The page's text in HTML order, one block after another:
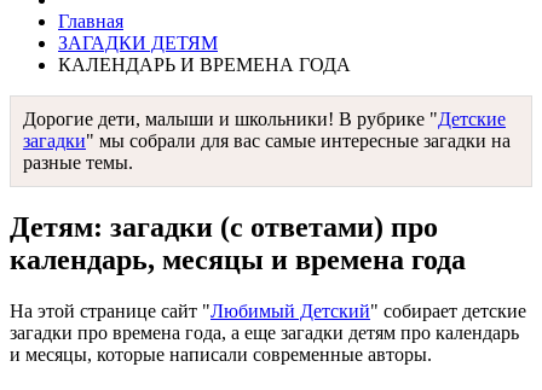
Главная
ЗАГАДКИ ДЕТЯМ
КАЛЕНДАРЬ И ВРЕМЕНА ГОДА
Дорогие дети, малыши и школьники! В рубрике "Детские
загадки" мы собрали для вас самые интересные загадки на
разные темы.
Детям: загадки (с ответами) про
календарь, месяцы и времена года
На этой странице сайт "Любимый Детский" собирает детские
загадки про времена года, а еще загадки детям про календарь
и месяцы, которые написали современные авторы.